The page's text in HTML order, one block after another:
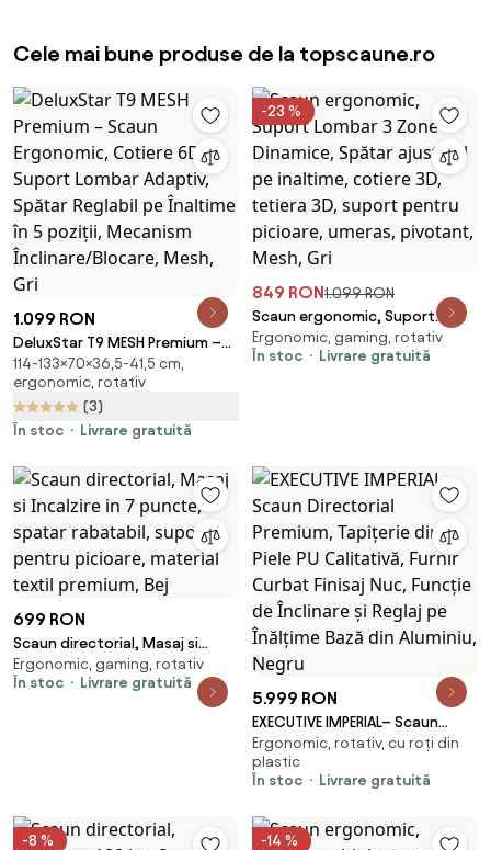
Cele mai bune produse de la topscaune.ro
1.099 RON
DeluxStar T9 MESH Premium –
Scaun Ergonomic, Cotiere 6D,
Suport Lombar Adaptiv, Spătar
Reglabil pe Înaltime în 5 poziții,
Mecanism Înclinare/Blocare,
114-133×70×36,5-41,5 cm,
ergonomic, rotativ
(3)
În stoc
Livrare gratuită
-23 %
849 RON1.099 RON
Scaun ergonomic, Suport
Lombar 3 Zone Dinamice,
Spătar ajustabil pe inaltime,
Ergonomic, gaming, rotativ
În stoc
Livrare gratuită
699 RON
Scaun directorial, Masaj si
Incalzire in 7 puncte, spatar
rabatabil, suport pentru
Ergonomic, gaming, rotativ
În stoc
Livrare gratuită
5.999 RON
EXECUTIVE IMPERIAL– Scaun
Directorial Premium, Tapițerie
din Piele PU Calitativă, Furnir
Curbat Finisaj Nuc, Funcție de
Bază din Aluminiu, Negru
Ergonomic, rotativ, cu roți din
plastic
În stoc
Livrare gratuită
-8 % -14 %